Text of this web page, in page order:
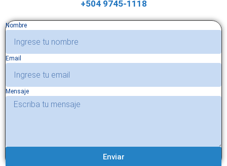
+504 9745-1118
Nombre
Email
Mensaje
Enviar